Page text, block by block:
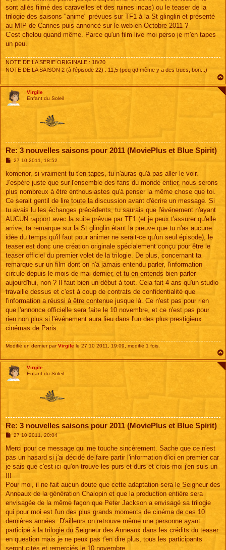
sont allés filmé des caravelles et des ruines incas) ou le teaser de la
trilogie des saisons "anime" prévues sur TF1 à la St glinglin et présenté
au MIP de Cannes puis annoncé sur le web en Octobre 2011 ?
C'est chelou quand même. Parce qu'un film live moi perso je m'en tapes
un peu.
NOTE DE LA SERIE ORIGINALE : 18/20
NOTE DE LA SAISON 2 (à l'épisode 22) : 11,5 (pcq qd même y a des trucs, bon...)
Virgile
Enfant du Soleil
Re: 3 nouvelles saisons pour 2011 (MoviePlus et Blue Spirit)
M
s
a
g
27 10 2011, 18:52
komenor, si vraiment tu t'en tapes, tu n'auras qu'à pas aller le voir.
J'espère juste que sur l'ensemble des fans du monde entier, nous serons
plus nombreux à être enthousiastes qu'à penser la même chose que toi.
Ce serait gentil de lire toute la discussion avant d'écrire un message. Si
tu avais lu les échanges précédents, tu saurais que l'événement n'ayant
AUCUN rapport avec la suite prévue par TF1 (et je peux t'assurer qu'elle
arrive, ta remarque sur la St glinglin étant la preuve que tu n'as aucune
idée du temps qu'il faut pour animer ne serait-ce qu'un seul épisode), le
teaser est donc une création originale spécialement conçu pour être le
teaser officiel du premier volet de la trilogie. De plus, concernant ta
remarque sur un film dont on n'a jamais entendu parler, l'information
circule depuis le mois de mai dernier, et tu en entends bien parler
aujourd'hui, non ? Il faut bien un début à tout. Cela fait 4 ans qu'un studio
travaille dessus et c'est à coup de contrats de confidentialité que
l'information a réussi à être contenue jusque là. Ce n'est pas pour rien
que l'annonce officielle sera faite le 10 novembre, et ce n'est pas pour
rien non plus si l'événement aura lieu dans l'un des plus prestigieux
cinémas de Paris.
Modifié en dernier parVirgile le 27 10 2011, 19:09, modifié 1 fois.
Virgile
Enfant du Soleil
Re: 3 nouvelles saisons pour 2011 (MoviePlus et Blue Spirit)
M
s
a
g
27 10 2011, 20:04
Merci pour ce message qui me touche sincèrement. Sache que ce n'est
pas un hasard si j'ai décidé de faire partir l'information d'ici en premier car
je sais que c'est ici qu'on trouve les purs et durs et crois-moi j'en suis un
!!!
Pour moi, il ne fait aucun doute que cette adaptation sera le Seigneur des
Anneaux de la génération Chalopin et que la production entière sera
envisagée de la même façon que Peter Jackson a envisagé sa trilogie
qui pour moi est l'un des plus grands moments de cinéma de ces 10
dernières années. D'ailleurs on retrouve même une personne ayant
participé à la trilogie du Seigneur des Anneaux dans les crédits du teaser
en question mais je ne peux pas t'en dire plus, tous les participants
seront cités et remerciés le 10 novembre.